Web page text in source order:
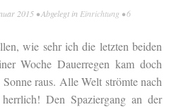
2015 • Abgelegt in Einrichtung •6
wie sehr ich die letzten beiden
Woche Dauerregen kam doch
raus. Alle Welt strömte nach
Den Spaziergang an der